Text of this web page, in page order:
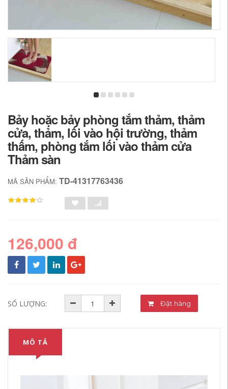
Bảy hoặc bảy phòng tắm thảm, thảm
cửa, thảm, lối vào hội trường, thảm
thấm, phòng tắm lối vào thảm cửa
Thảm sàn
MÃ SẢN PHẨM: TD-41317763436
126,000 đ
SỐ LƯỢNG: Đặt hàng
MÔ TẢ